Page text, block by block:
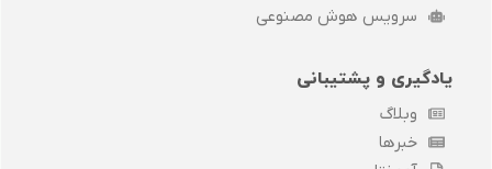
سرویس هوش مصنوعی
یادگیری و پشتیبانی
وبلاگ
خبرها